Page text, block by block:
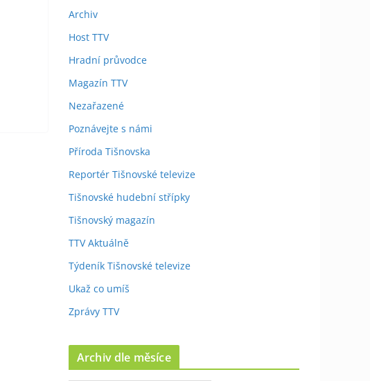
Archiv
Host TTV
Hradní průvodce
Magazín TTV
Nezařazené
Poznávejte s námi
Příroda Tišnovska
Reportér Tišnovské televize
Tišnovské hudební střípky
Tišnovský magazín
TTV Aktuálně
Týdeník Tišnovské televize
Ukaž co umíš
Zprávy TTV
Archiv dle měsíce